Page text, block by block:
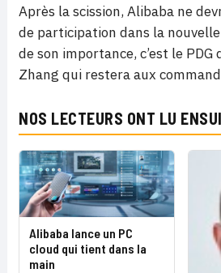
Après la scission, Alibaba ne
de participation dans la
de son importance, c’est le
Zhang qui restera aux
NOS LECTEURS ONT LU
Alibaba lance un PC
cloud qui tient dans la
main